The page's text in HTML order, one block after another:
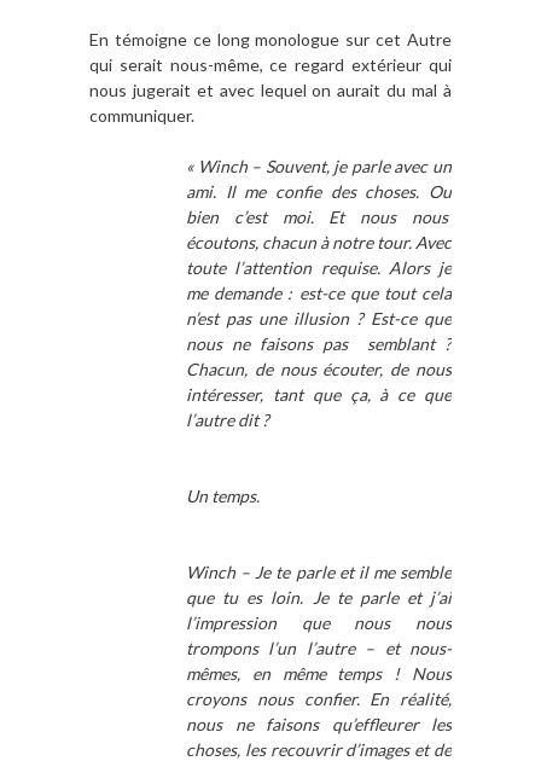
En témoigne ce long monologue sur cet Autre
qui serait nous-même, ce regard extérieur qui
nous jugerait et avec lequel on aurait du mal à
communiquer.
« Winch – Souvent, je parle avec un
ami. Il me confie des choses. Ou
bien c’est moi. Et nous nous
écoutons, chacun à notre tour. Avec
toute l’attention requise. Alors je
me demande : est-ce que tout cela
n’est pas une illusion ? Est-ce que
nous ne faisons pas semblant ?
Chacun, de nous écouter, de nous
intéresser, tant que ça, à ce que
l’autre dit ?
Un temps.
Winch – Je te parle et il me semble
que tu es loin. Je te parle et j’ai
l’impression que nous nous
trompons l’un l’autre – et nous-
mêmes, en même temps ! Nous
croyons nous confier. En réalité,
nous ne faisons qu’effleurer les
choses, les recouvrir d’images et de